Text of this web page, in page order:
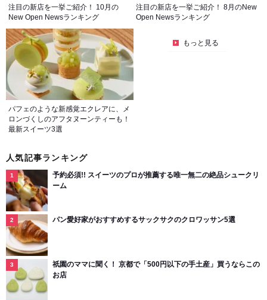
注目の新店を一挙ご紹介！ 10月の
New Open Newsランキング
注目の新店を一挙ご紹介！ 8月のNew
Open Newsランキング
パフェのような新感覚エクレアに、メ
ロンづくしのアフタヌーンティーも！
最新スイーツ3選
もっと見る
人気記事ランキング
予約必須!! スイーツのプロが推薦する唯一無二の絶品シュークリ
ーム
パン愛好家がおすすめするサックサクのクロワッサン5選
祇園のママに聞く！ 京都で「500円以下の手土産」買うならこの
お店